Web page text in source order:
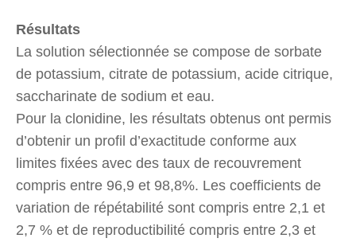
Résultats
La solution sélectionnée se compose de sorbate
de potassium, citrate de potassium, acide citrique,
saccharinate de sodium et eau.
Pour la clonidine, les résultats obtenus ont permis
d’obtenir un profil d’exactitude conforme aux
limites fixées avec des taux de recouvrement
compris entre 96,9 et 98,8%. Les coefficients de
variation de répétabilité sont compris entre 2,1 et
2,7 % et de reproductibilité compris entre 2,3 et